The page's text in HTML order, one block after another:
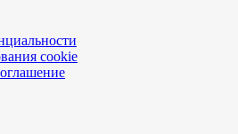
cookie